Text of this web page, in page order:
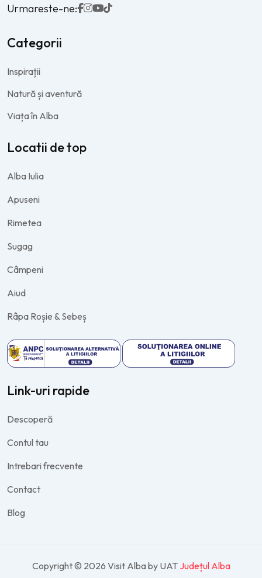
Urmareste-ne:
Categorii
Inspirații
Natură și aventură
Viața în Alba
Locatii de top
Alba Iulia
Apuseni
Rimetea
Sugag
Câmpeni
Aiud
Râpa Roșie & Sebeș
Link-uri rapide
Descoperă
Contul tau
Intrebari frecvente
Contact
Blog
Copyright © 2026 Visit Alba by UAT Județul Alba